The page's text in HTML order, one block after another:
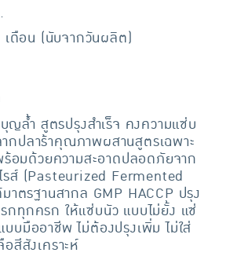
ดือน (นับจากวันผลิต)
ญล้ำ สูตรปรุงสำเร็จ คงความแซ่บ
กปลาร้าคุณภาพผสานสูตรเฉพาะ
อมด้วยความสะอาดปลอดภัยจาก
รส์ (Pasteurized Fermented
าตรฐานสากล GMP HACCP ปรุง
รกทุกครก ให้แซ่บนัว แบบไม่ยั้ง แซ่
บมืออาชีพ ไม่ต้องปรุงเพิ่ม ไม่ใส่
อสีสังเคราะห์